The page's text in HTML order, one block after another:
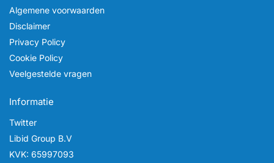
Algemene voorwaarden
Disclaimer
Privacy Policy
Cookie Policy
Veelgestelde vragen
Informatie
Twitter
Libid Group B.V
KVK: 65997093